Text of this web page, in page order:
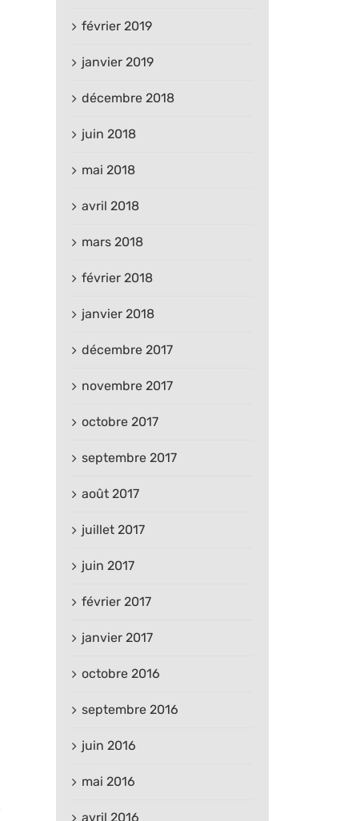
février 2019
janvier 2019
décembre 2018
juin 2018
mai 2018
avril 2018
mars 2018
février 2018
janvier 2018
décembre 2017
novembre 2017
octobre 2017
septembre 2017
août 2017
juillet 2017
juin 2017
février 2017
janvier 2017
octobre 2016
septembre 2016
juin 2016
mai 2016
avril 2016